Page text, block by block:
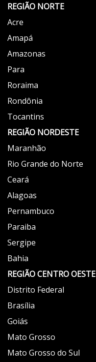
REGIÃO NORTE
Acre
Amapá
Amazonas
Para
Roraima
Rondônia
Tocantins
REGIÃO NORDESTE
Maranhão
Rio Grande do Norte
Ceará
Alagoas
Pernambuco
Paraiba
Sergipe
Bahia
REGIÃOCENTRO OESTE
Distrito Federal
Brasília
Goiás
Mato Grosso
Mato Grosso do Sul